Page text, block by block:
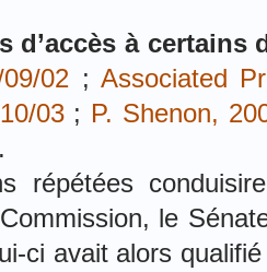
d’accès à certains
02 ; Associated
03; P. Shenon,
répétées
le
ci avait alors